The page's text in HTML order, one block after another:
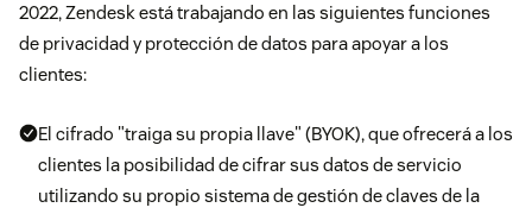
2022, Zendesk está trabajando en las siguientes funciones
de privacidad y protección de datos para apoyar a los
clientes:
El cifrado "traiga su propia llave" (BYOK), que ofrecerá a los
clientes la posibilidad de cifrar sus datos de servicio
utilizando su propio sistema de gestión de claves de la